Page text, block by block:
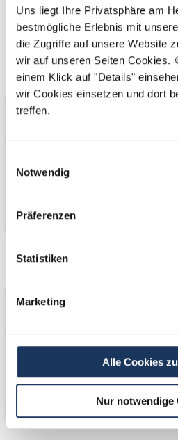
Uns liegt Ihre Privatsphäre am
bestmögliche Erlebnis mit
die Zugriffe auf unsere Website
wir auf unseren Seiten Cookies.
einem Klick auf "Details"
wir Cookies einsetzen und dort
treffen.
Notwendig
Präferenzen
Statistiken
Marketing
Alle Cookies
Nur notwendige
Kooperations-
Partner
Netzwerk-Partner